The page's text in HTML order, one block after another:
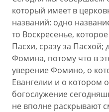
который имеет в
названий: одно
то Воскресенье,
Пасхи, сразу за
Фомина, потому что в
уверение Фомино, о
Евангелии и о котором
богослужение
не вполне раскрывают